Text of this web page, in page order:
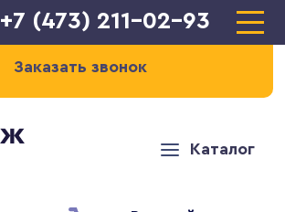
+7 (473) 211-02-93
Заказать звонок
Каталог